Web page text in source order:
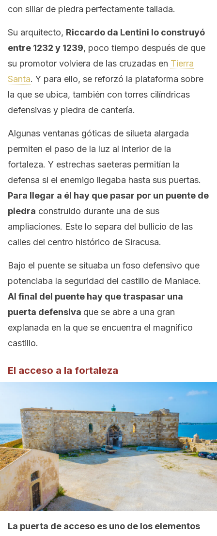
con sillar de piedra perfectamente tallada.
Su arquitecto, Riccardo da Lentini lo construyó
entre 1232 y 1239, poco tiempo después de que
su promotor volviera de las cruzadas en Tierra
Santa. Y para ello, se reforzó la plataforma sobre
la que se ubica, también con torres cilíndricas
defensivas y piedra de cantería.
Algunas ventanas góticas de silueta alargada
permiten el paso de la luz al interior de la
fortaleza. Y estrechas saeteras permitían la
defensa si el enemigo llegaba hasta sus puertas.
Para llegar a él hay que pasar por un puente de
piedra construido durante una de sus
ampliaciones. Este lo separa del bullicio de las
calles del centro histórico de Siracusa.
Bajo el puente se situaba un foso defensivo que
potenciaba la seguridad del castillo de Maniace.
Al final del puente hay que traspasar una
puerta defensiva que se abre a una gran
explanada en la que se encuentra el magnífico
castillo.
El acceso a la fortaleza
La puerta de acceso es uno de los elementos